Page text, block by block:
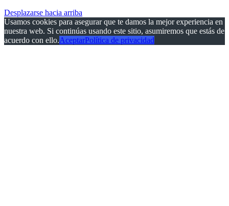
Desplazarse hacia arriba
Usamos cookies para asegurar que te damos la mejor experiencia en
nuestra web. Si continúas usando este sitio, asumiremos que estás de
acuerdo con ello.AceptarPolítica de privacidad